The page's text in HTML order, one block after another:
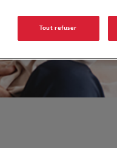
Tout refuser